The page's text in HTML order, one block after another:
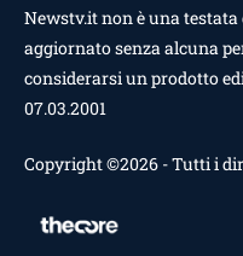
Newstv.it non è una
aggiornato senza alcuna
considerarsi un prodotto
07.03.2001
Copyright ©2026 - Tutti i